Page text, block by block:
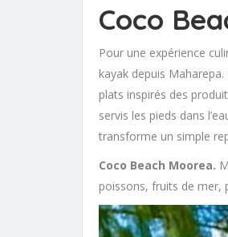
Coco
Pour une expérience
kayak depuis
plats inspirés des
servis les pieds dans
transforme un simple
Coco Beach Moorea.
poissons, fruits de mer,